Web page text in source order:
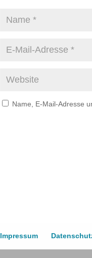
Name, E-Mail-Adresse
Impressum